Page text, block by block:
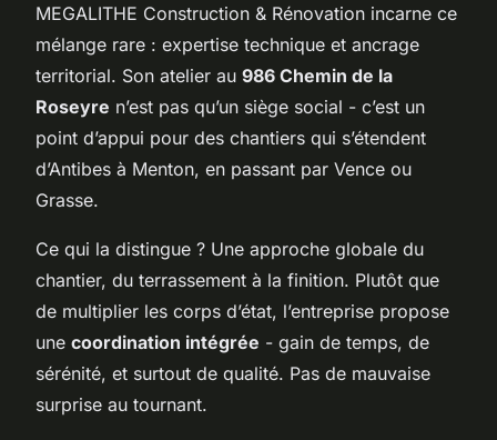
MEGALITHE Construction & Rénovation incarne ce
mélange rare : expertise technique et ancrage
territorial. Son atelier au 986 Chemin de la
Roseyre n’est pas qu’un siège social - c’est un
point d’appui pour des chantiers qui s’étendent
d’Antibes à Menton, en passant par Vence ou
Grasse.
Ce qui la distingue ? Une approche globale du
chantier, du terrassement à la finition. Plutôt que
de multiplier les corps d’état, l’entreprise propose
une coordination intégrée - gain de temps, de
sérénité, et surtout de qualité. Pas de mauvaise
surprise au tournant.